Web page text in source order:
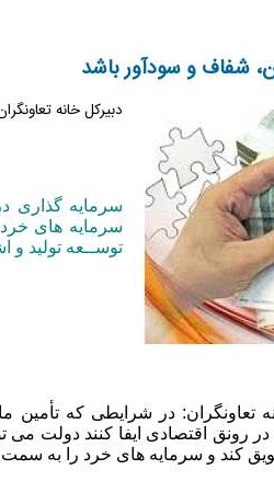
شفاف و سودآور باشد
دبیرکل خانه
سرمایه گذاری
سرمایه های
توســعه تولید و
تعاونگران: در شرایطی که تأمین
رونق اقتصادی ایفا کنند دولت می
کند و سرمایه های خرد را به سمت